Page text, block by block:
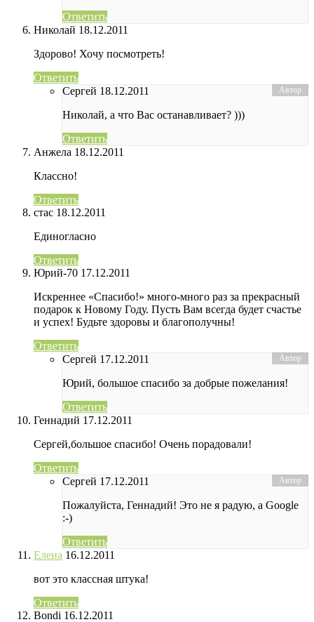
Ответить
Николай 18.12.2011
Здорово! Хочу посмотреть!
Ответить
Сергей 18.12.2011
Николай, а что Вас останавливает? )))
Ответить
Анжела 18.12.2011
Классно!
Ответить
стас 18.12.2011
Единогласно
Ответить
Юрий-70 17.12.2011
Искреннее «Спасибо!» много-много раз за прекрасный
подарок к Новому Году. Пусть Вам всегда будет счастье
и успех! Будьте здоровы и благополучны!
Ответить
Сергей 17.12.2011
Юрий, большое спасибо за добрые пожелания!
Ответить
Геннадий 17.12.2011
Сергей,большое спасибо! Очень порадовали!
Ответить
Сергей 17.12.2011
Пожалуйста, Геннадий! Это не я радую, а Google
:-)
Ответить
Елена 16.12.2011
вот это классная штука!
Ответить
Bondi 16.12.2011